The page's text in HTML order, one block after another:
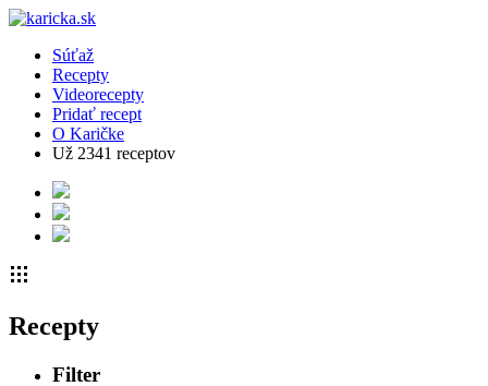
Súťaž
Recepty
Videorecepty
Pridať recept
O Karičke
Už 2341 receptov
Recepty
Filter